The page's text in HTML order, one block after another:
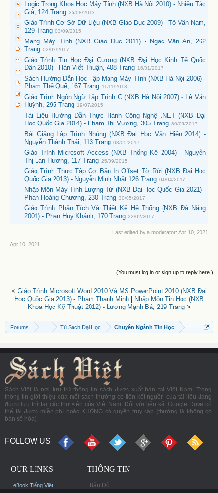
Logic Trong Khoa Học Máy Tính (NXB Hà Nội 2010) - Nhiều Tác
Giả, 124 Trang 25/08/2013
Giáo Trình Cơ Sở Dữ Liệu (NXB Giáo Dục 2009) - Tô Văn Nam,
129 Trang 03/09/2015
Mạng Máy Tính (NXB Giáo Dục 2011) - Ngạc Văn An, 262
Trang 02/02/2017
Giáo Trình Tin Học Đại Cương (NXB Đại Học Kinh Tế Quốc
Dân 2010) - Hàn Viết Thuận, 408 Trang 16/01/2017
Sách Hướng Dẫn Học Tập Mạng Máy Tính (NXB Hà Nội 2006) -
Phạm Thế Quế, 167 Trang 11/11/2013
Giáo Trình Ngôn Ngữ Lập Trình C (NXB Hà Nội 2007) - Lê Văn
Huỳnh, 295 Trang 19/07/2015
Tài Liệu Hướng Dẫn Thực Hành Cộng Nghệ .NET (NXB Đại
Học Quốc Gia 2014) - Phạm Thi Vương, 305 Trang 30/05/2017
Bài Giảng Lập Trình Nhúng (NXB Đại Học Văn Hiến 2014) -
Nguyễn Thành Thái, 113 Trang 03/05/2017
Giáo Trình Microsoft Access (NXB Thống Kê 2004) - Nguyễn
Thị Lan Hương, 117 Trang 25/09/2015
Giáo Trình Thực Tập Cơ Bản In Offset Tờ Rời (NXB Đại Học
Quốc Gia 2013) - Nguyễn Minh Nhật 126 Trang 04/04/2017
Nhập Môn Máy Tính Lượng Tử (NXB Đại Học Quốc Gia 2021) -
Phan Hoàng Chương, 230 Trang 30/05/2017
Giáo Trình Phân Tích Và Thiết Kế Hệ Thống (NXB Đà Nẵng
2001) - Phan Huy Khánh, 170 Trang 22/02/2017
Last edited by a moderator: Apr 10, 2021
Apr 10, 2021
(You must log in or sign up to reply here.)
< Giáo Trình Microsoft Word 2010 Và MS PowerPoint 2010 (NXB Đại
Học Quốc Gia 2013) - Phạm Thanh Minh
Nhập Môn Tin Học (NXB
Khoa Học Kỹ Thuật 2012) - Lương Mạnh Bá, 219 Trang>
Forums Tủ Sách Đại Học Chuyên Ngành Tin Học
Sách Việt là nơi lưu trữ thông tin sách được xuất bản tại Việt Nam. Trong
thông tin giới thiệu của mỗi sách thường có liên kết nguồn của tài liệu đang
được lưu trữ tại các thư viện của Việt Nam. Đối với liên kết Google Drive có
thể tải được miễn phí hoặc KHÔNG có quyền truy cập (thường là không có
bản số hóa).
FOLLOW US
OUR LINKS
eBook Tiếng Việt
THÔNG TIN
Bản Đồ